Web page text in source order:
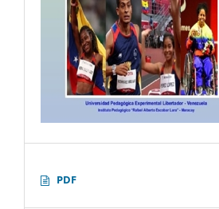
PDF